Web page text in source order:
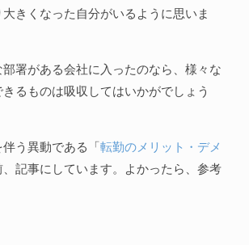
きくなった自分がいるように思いま
署がある会社に入ったのなら、様々な
るものは吸収してはいかがでしょう
う異動である「転勤のメリット・デメ
、記事にしています。よかったら、参考